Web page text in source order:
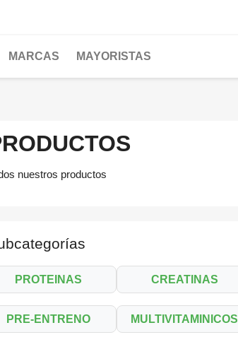
MARCAS MAYORISTAS
nuestros productos
PROTEINAS CREATINAS
PRE-ENTRENO MULTIVITAMINICOS